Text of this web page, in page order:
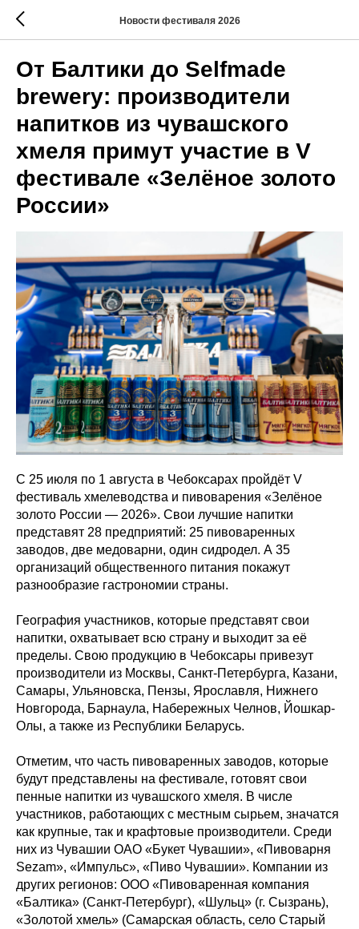
Новости фестиваля 2026
От Балтики до Selfmade
brewery: производители
напитков из чувашского
хмеля примут участие в V
фестивале «Зелёное золото
России»
С 25 июля по 1 августа в Чебоксарах пройдёт V
фестиваль хмелеводства и пивоварения «Зелёное
золото России — 2026». Свои лучшие напитки
представят 28 предприятий: 25 пивоваренных
заводов, две медоварни, один сидродел. А 35
организаций общественного питания покажут
разнообразие гастрономии страны.
География участников, которые представят свои
напитки, охватывает всю страну и выходит за её
пределы. Свою продукцию в Чебоксары привезут
производители из Москвы, Санкт-Петербурга, Казани,
Самары, Ульяновска, Пензы, Ярославля, Нижнего
Новгорода, Барнаула, Набережных Челнов, Йошкар-
Олы, а также из Республики Беларусь.
Отметим, что часть пивоваренных заводов, которые
будут представлены на фестивале, готовят свои
пенные напитки из чувашского хмеля. В числе
участников, работающих с местным сырьем, значатся
как крупные, так и крафтовые производители. Среди
них из Чувашии ОАО «Букет Чувашии», «Пивоварня
Sezam», «Импульс», «Пиво Чувашии». Компании из
других регионов: ООО «Пивоваренная компания
«Балтика» (Санкт-Петербург), «Шульц» (г. Сызрань),
«Золотой хмель» (Самарская область, село Старый